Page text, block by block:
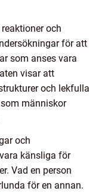
och
för att
som anses vara
visar att
och lekfulla
människor
och
känsliga för
Vad en person
för en annan.